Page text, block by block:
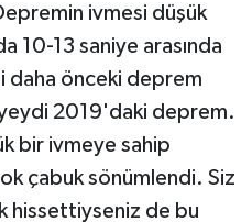
ivmesi düşük
10-13 saniye arasında
daha önceki deprem
2019'daki deprem.
bir ivmeye sahip
çabuk sönümlendi. Siz
hissettiyseniz de bu